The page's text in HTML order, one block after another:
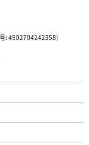
: 4902704242358)